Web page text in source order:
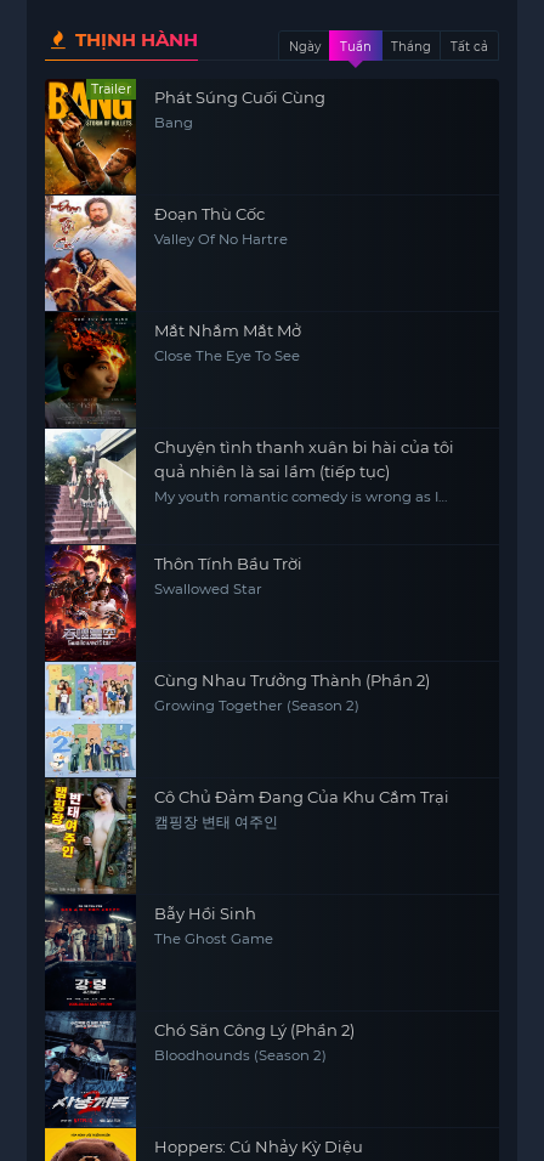
THỊNH HÀNH Ngày Tuần Tháng Tất cả
Trailer Phát Súng Cuối Cùng
Bang
Đoạn Thù Cốc
Valley Of No Hartre
Mắt Nhắm Mắt Mở
Close The Eye To See
Chuyện tình thanh xuân bi hài của tôi
quả nhiên là sai lầm (tiếp tục)
My youth romantic comedy is wrong as I
Thôn Tính Bầu Trời
Swallowed Star
Cùng Nhau Trưởng Thành (Phần 2)
Growing Together (Season 2)
Cô Chủ Đảm Đang Của Khu Cắm Trại
캠핑장 변태 여주인
Bẫy Hồi Sinh
The Ghost Game
Chó Săn Công Lý (Phần 2)
Bloodhounds (Season 2)
Hoppers: Cú Nhảy Kỳ Diệu